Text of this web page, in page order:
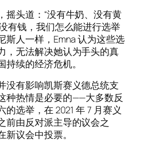
摇头道：“没有牛奶、没有黄
有钱，我们怎么能进行选举
斯人一样，Emna 认为这些选
，无法解决她认为手头的真
持续的经济危机。
没有影响凯斯赛义德总统支
种热情是必要的——大多数反
的选举，在 2021 年 7 月赛义
前由反对派主导的议会之
新议会中投票。